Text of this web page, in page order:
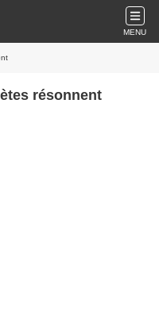
MENU
résonnent